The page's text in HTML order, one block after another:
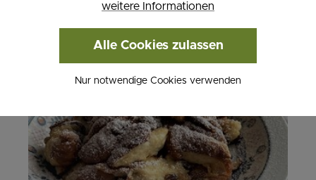
weitere Informationen
Alle Cookies zulassen
Nur notwendige Cookies verwenden